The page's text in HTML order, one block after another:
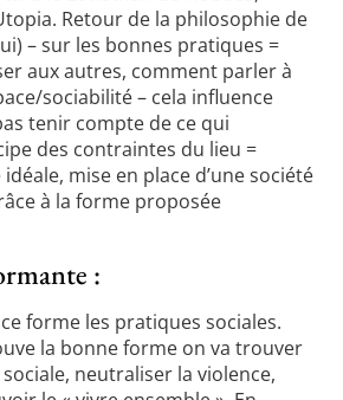
Retour de la philosophie de
– sur les bonnes pratiques =
aux autres, comment parler à
sociabilité – cela influence
tenir compte de ce qui
des contraintes du lieu =
mise en place d’une société
à la forme proposée
:
forme les pratiques sociales.
la bonne forme on va trouver
neutraliser la violence,